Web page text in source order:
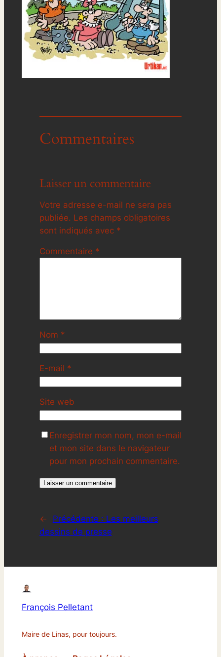
Commentaires
Laisser un commentaire
Votre adresse e-mail ne sera pas
publiée. Les champs obligatoires
sont indiqués avec *
Commentaire *
Nom *
E-mail *
Site web
Enregistrer mon nom, mon e-mail
et mon site dans le navigateur
pour mon prochain commentaire.
← Précédente : Les meilleurs
dessins de presse
François Pelletant
Maire de Linas, pour toujours.